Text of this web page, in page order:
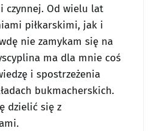
Od wielu lat
piłkarskimi, jak i
nie zamykam się na
ma dla mnie coś
i spostrzeżenia
bukmacherskich.
dzielić się z